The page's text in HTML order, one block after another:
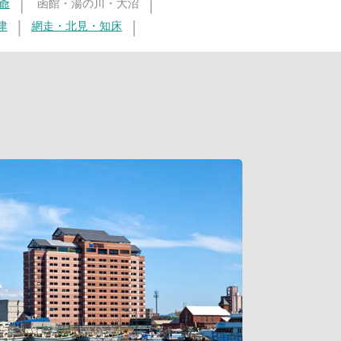
函館・湯の川・大沼
網走・北見・知床